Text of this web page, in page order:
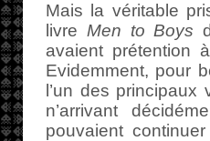
Mais la véritable
livre Men to Boys
avaient prétention
Evidemment, pour
l’un des
n’arrivant
pouvaient